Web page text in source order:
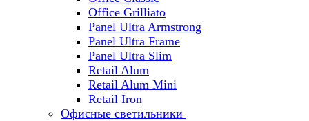
Office Grilliato
Panel Ultra Armstrong
Panel Ultra Frame
Panel Ultra Slim
Retail Alum
Retail Alum Mini
Retail Iron
Офисные светильники